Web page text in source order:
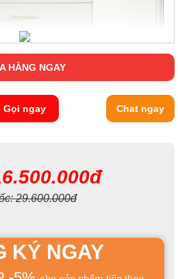
HÀNG NGAY
Gọi ngay Chat ngay
29.600.000đ
KÝ NGAY